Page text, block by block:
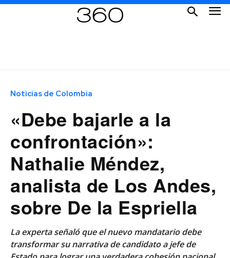
Noticias de Colombia
«Debe bajarle a la
confrontación»:
Nathalie Méndez,
analista de Los Andes,
sobre De la Espriella
La experta señaló que el nuevo mandatario debe
transformar su narrativa de candidato a jefe de